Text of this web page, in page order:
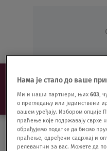
NAJNOVIJE VESTI
Нама је стало до ваше
Ми и наши партнери, њих603,
о прегледању или јединствени
вашем уређају. Избором опције
праћење које подржавају
обрађујемо податке да бисмо
праћење, одређени садржај и
релевантни за вас. Можете да